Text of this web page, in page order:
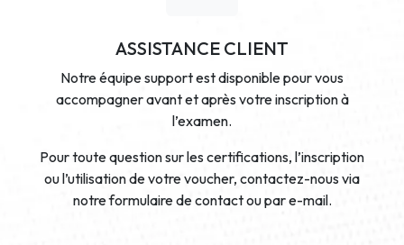
ASSISTANCE CLIENT
Notre équipe support est disponible pour vous
accompagner avant et après votre inscription à
l’examen.
Pour toute question sur les certifications, l’inscription
ou l’utilisation de votre voucher, contactez-nous via
notre formulaire de contact ou par e-mail.